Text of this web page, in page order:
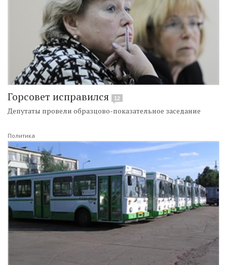
Горсовет исправился 12
Депутаты провели образцово-показательное заседание
Политика